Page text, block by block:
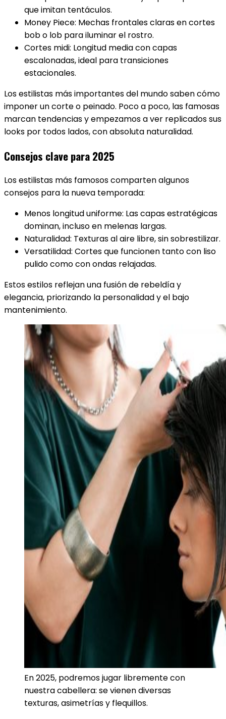
que imitan tentáculos.
Money Piece: Mechas frontales claras en cortes
bob o lob para iluminar el rostro.
Cortes midi: Longitud media con capas
escalonadas, ideal para transiciones
estacionales.
Los estilistas más importantes del mundo saben cómo
imponer un corte o peinado. Poco a poco, las famosas
marcan tendencias y empezamos a ver replicados sus
looks por todos lados, con absoluta naturalidad.
Consejos clave para 2025
Los estilistas más famosos comparten algunos
consejos para la nueva temporada:
Menos longitud uniforme: Las capas estratégicas
dominan, incluso en melenas largas.
Naturalidad: Texturas al aire libre, sin sobrestilizar.
Versatilidad: Cortes que funcionen tanto con liso
pulido como con ondas relajadas.
Estos estilos reflejan una fusión de rebeldía y
elegancia, priorizando la personalidad y el bajo
mantenimiento.
En 2025, podremos jugar libremente con
nuestra cabellera: se vienen diversas
texturas, asimetrías y flequillos.